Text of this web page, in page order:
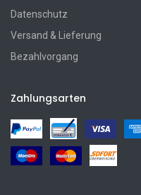
Datenschutz
Versand & Lieferung
Bezahlvorgang
Zahlungsarten